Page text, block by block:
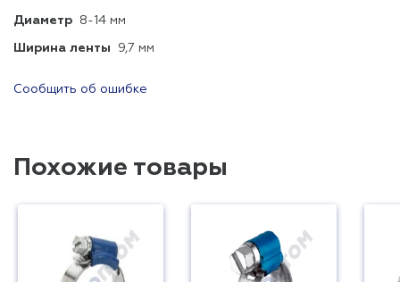
Диаметр 8-14 мм
Ширина ленты 9,7 мм
Сообщить об ошибке
Похожие товары